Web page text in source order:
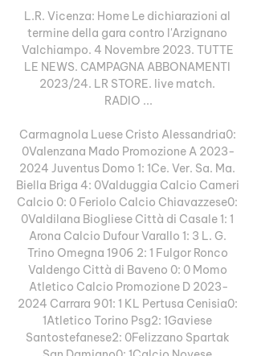
L.R. Vicenza: Home Le dichiarazioni al
termine della gara contro l'Arzignano
Valchiampo. 4 Novembre 2023. TUTTE
LE NEWS. CAMPAGNA ABBONAMENTI
2023/24. LR STORE. live match.
RADIO ...
Carmagnola Luese Cristo Alessandria0:
0Valenzana Mado Promozione A 2023-
2024 Juventus Domo 1: 1Ce. Ver. Sa. Ma.
Biella Briga 4: 0Valduggia Calcio Cameri
Calcio 0: 0 Feriolo Calcio Chiavazzese0:
0Valdilana Biogliese Città di Casale 1: 1
Arona Calcio Dufour Varallo 1: 3 L. G.
Trino Omegna 1906 2: 1 Fulgor Ronco
Valdengo Città di Baveno 0: 0 Momo
Atletico Calcio Promozione D 2023-
2024 Carrara 901: 1 KL Pertusa Cenisia0:
1Atletico Torino Psg2: 1Gaviese
Santostefanese2: 0Felizzano Spartak